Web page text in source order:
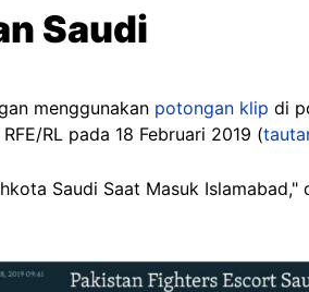
Saudi
menggunakan potongan klip di
RL pada 18 Februari 2019 (
Saudi Saat Masuk